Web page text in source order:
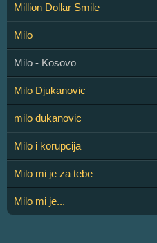
Million Dollar Smile
Milo
Milo - Kosovo
Milo Djukanovic
milo dukanovic
Milo i korupcija
Milo mi je za tebe
Milo mi je...